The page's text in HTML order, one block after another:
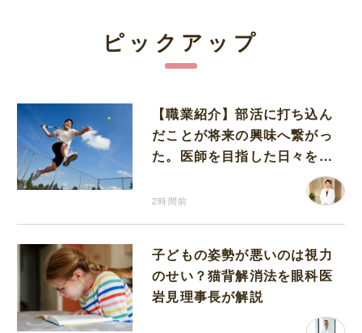
ピックアップ
【職業紹介】部活に打ち込ん
だことが将来の興味へ繋がっ
た。医師を目指した日々を振
2時間前
子どもの姿勢が悪いのは視力
のせい？猫背解消法を眼科医
岩見理事長が解説